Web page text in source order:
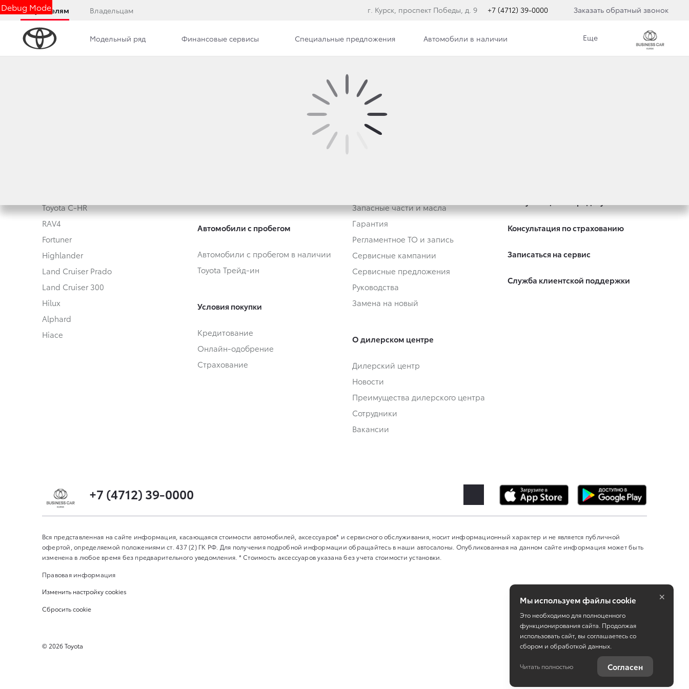
Debug Mode
Покупателям Владельцам г. Курск, проспект Победы, д. 9 +7 (4712) 39-0000 Заказать обратный звонок
Модельный ряд Финансовые сервисы Специальные предложения Автомобили в наличии Еще
Toyota C-HR
RAV4
Fortuner
Highlander
Land Cruiser Prado
Land Cruiser 300
Hilux
Alphard
Hiace
Автомобили с пробегом
Автомобили с пробегом в наличии
Toyota Трейд-ин
Условия покупки
Кредитование
Онлайн-одобрение
Страхование
Запасные части и масла
Гарантия
Регламентное ТО и запись
Сервисные кампании
Сервисные предложения
Руководства
Замена на новый
О дилерском центре
Дилерский центр
Новости
Преимущества дилерского центра
Сотрудники
Вакансии
Консультация по страхованию
Записаться на сервис
Служба клиентской поддержки
+7 (4712) 39-0000
Вся представленная на сайте информация, касающаяся стоимости автомобилей, аксессуаров* и сервисного обслуживания, носит информационный характер и не является публичной
офертой, определяемой положениями ст. 437 (2) ГК РФ. Для получения подробной информации обращайтесь в наши автосалоны. Опубликованная на данном сайте информация может быть
изменена в любое время без предварительного уведомления. * Стоимость аксессуаров указана без учета стоимости установки.
Правовая информация
Изменить настройку cookies
Сбросить cookie
©2026Toyota Работает на технологияхTradeDealer
Мы используем файлы cookie
Это необходимо для полноценного
функционирования сайта. Продолжая
использовать сайт, вы соглашаетесь со
сбором и обработкой данных.
Читать полностью Согласен
×